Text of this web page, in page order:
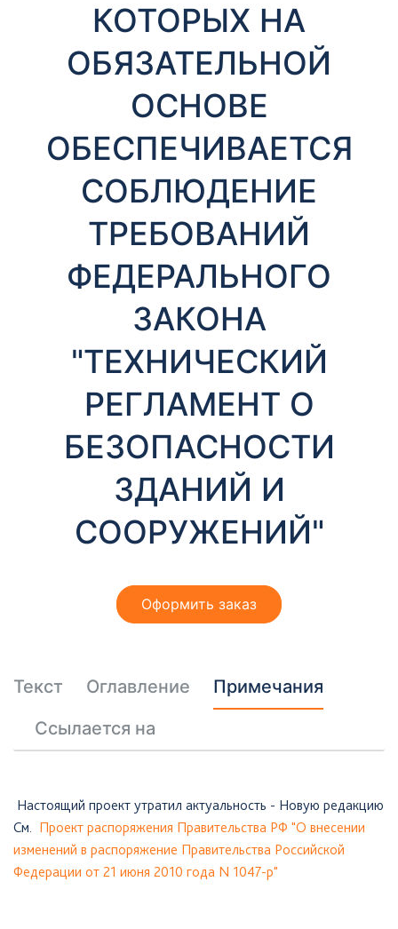
КОТОРЫХ НА
ОБЯЗАТЕЛЬНОЙ
ОСНОВЕ
ОБЕСПЕЧИВАЕТСЯ
СОБЛЮДЕНИЕ
ТРЕБОВАНИЙ
ФЕДЕРАЛЬНОГО
ЗАКОНА
"ТЕХНИЧЕСКИЙ
РЕГЛАМЕНТ О
БЕЗОПАСНОСТИ
ЗДАНИЙ И
СООРУЖЕНИЙ"
Оформить заказ
Текст Оглавление
Примечания
Ссылается на
Настоящий проект утратил актуальность - Новую редакцию
См. Проект распоряжения Правительства РФ "О внесении
изменений в распоряжение Правительства Российской
Федерации от 21 июня 2010 года N 1047-р"
Необходимые
Эти файлы cookie
необязательны.
Они необходимы
функционирования